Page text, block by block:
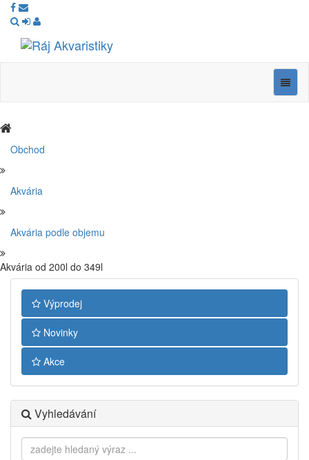
Ráj
Obchod
Akvária
Akvária podle objemu
Akvária od 200l do 349l
Výprodej
Novinky
Akce
Vyhledávání